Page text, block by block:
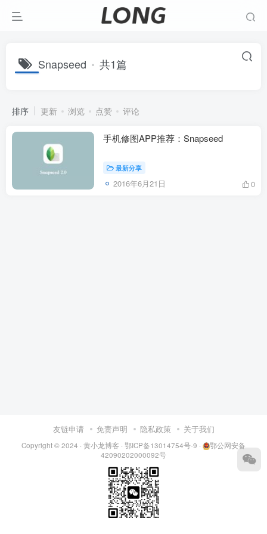
Snapseed 共1篇
排序 更新 浏览 点赞 评论
手机修图APP推荐：Snapseed
最新分享
2016年6月21日 0
友链申请 免责声明 隐私政策 关于我们
Copyright © 2024 ·黄小龙博客 ·鄂ICP备13014754号-9 ·
鄂公网安备
42090202000092号